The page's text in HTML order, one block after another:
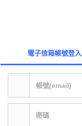
電子信箱帳號登入